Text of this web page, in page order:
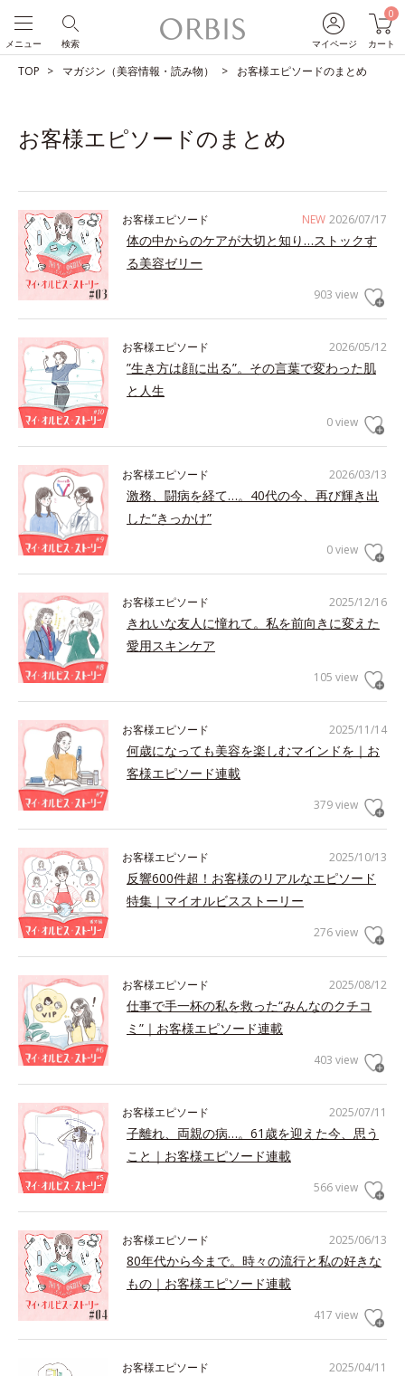
マイページ
0
カート
検索
メニュー
TOP マガジン（美容情報・読み物） お客様エピソードのまとめ
お客様エピソードのまとめ
NEW 2026/07/17
お客様エピソード
体の中からのケアが大切と知り…ストックす
る美容ゼリー
903 view
2026/05/12
お客様エピソード
”生き方は顔に出る”。その言葉で変わった肌
と人生
0 view
2026/03/13
お客様エピソード
激務、闘病を経て…。40代の今、再び輝き出
した“きっかけ”
0 view
2025/12/16
お客様エピソード
きれいな友人に憧れて。私を前向きに変えた
愛用スキンケア
105 view
2025/11/14
お客様エピソード
何歳になっても美容を楽しむマインドを｜お
客様エピソード連載
379 view
2025/10/13
お客様エピソード
反響600件超！お客様のリアルなエピソード
特集｜マイオルビスストーリー
276 view
2025/08/12
お客様エピソード
仕事で手一杯の私を救った“みんなのクチコ
ミ”｜お客様エピソード連載
403 view
2025/07/11
お客様エピソード
子離れ、両親の病…。61歳を迎えた今、思う
こと｜お客様エピソード連載
566 view
2025/06/13
お客様エピソード
80年代から今まで。時々の流行と私の好きな
もの｜お客様エピソード連載
417 view
2025/04/11
お客様エピソード